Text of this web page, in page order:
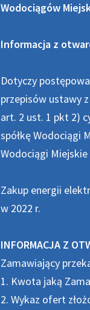
Wodociągów
Informacja z
Dotyczy
przepisów ustawy
art. 2 ust. 1 pkt 2)
spółkę Wodociągi
Wodociągi
Zakup energii
w 2022 r.
INFORMACJA Z
Zamawiający
1. Kwota jaką
2. Wykaz ofert